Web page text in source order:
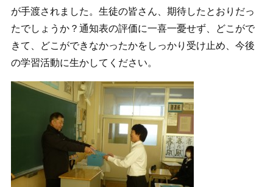
が手渡されました。生徒の皆さん、期待したとおりだっ
たでしょうか？通知表の評価に一喜一憂せず、どこがで
きて、どこができなかったかをしっかり受け止め、今後
の学習活動に生かしてください。